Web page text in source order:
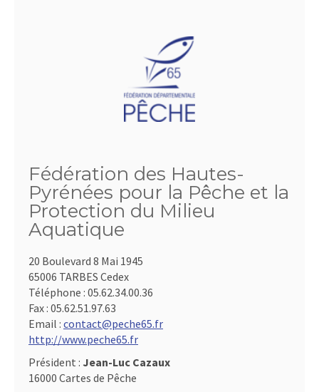
Fédération des Hautes-
Pyrénées pour la Pêche et la
Protection du Milieu
Aquatique
20 Boulevard 8 Mai 1945
65006 TARBES Cedex
Téléphone : 05.62.34.00.36
Fax : 05.62.51.97.63
Email : contact@peche65.fr
http://www.peche65.fr
Président : Jean-Luc Cazaux
16000 Cartes de Pêche